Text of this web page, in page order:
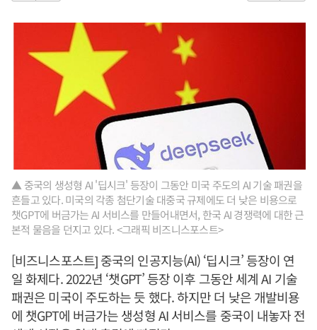
▲ 중국의 생성형 AI '딥시크' 등장이 그동안 미국 주도의 AI 기술 패권을
흔들고 있다. 미국의 각종 첨단기술 대중국 규제에도 더 낮은 비용으로
챗GPT에 버금가는 AI 서비스를 만들어내면서, 한국 AI 경쟁력에 대한 근
본적 물음을 던지고 있다. <그래픽 비즈니스포스트>
[비즈니스포스트] 중국의 인공지능(AI) ‘딥시크’ 등장이 연
일 화제다. 2022년 ‘챗GPT’ 등장 이후 그동안 세계 AI 기술
패권은 미국이 주도하는 듯 했다. 하지만 더 낮은 개발비용
에 챗GPT에 버금가는 생성형 AI 서비스를 중국이 내놓자 전